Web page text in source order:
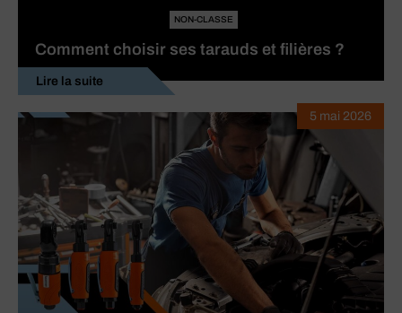
NON-CLASSE
Comment choisir ses tarauds et filières ?
Lire la suite
5 mai 2026